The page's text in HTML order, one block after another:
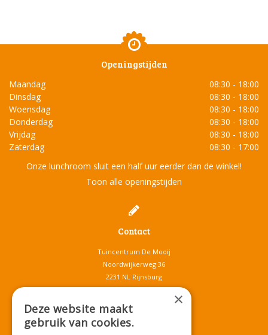
Openingstijden
Maandag
08:30 - 18:00
Dinsdag
08:30 - 18:00
Woensdag
08:30 - 18:00
Donderdag
08:30 - 18:00
Vrijdag
08:30 - 18:00
Zaterdag
08:30 - 17:00
Onze lunchroom sluit een half uur eerder dan de winkel!
Toon alle openingstijden
Contact
Tuincentrum De Mooij
Noordwijkerweg 36
2231 NL Rijnsburg
T.071-4080959
info@tuincentrumdemooij.nl
×
Deze website maakt
gebruik van cookies.